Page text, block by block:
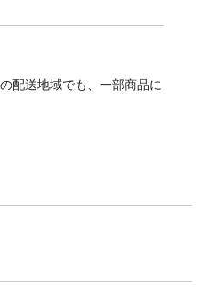
配送地域でも、一部商品に